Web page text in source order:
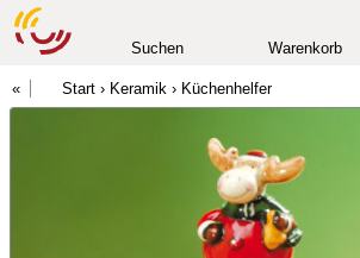
Suchen Warenkorb
Start › Keramik › Küchenhelfer